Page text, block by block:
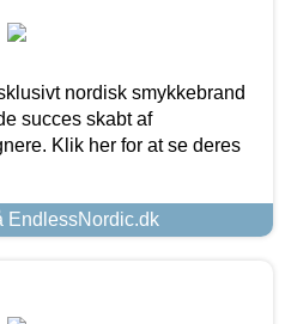
nordisk smykkebrand
succes skabt af
Klik her for at se deres
EndlessNordic.dk